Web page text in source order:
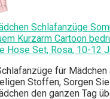
Schlafanzüge
Kurzarm Cartoon
Hose Set, Rosa, 10-12
für
Stoffen, Sorgen
den ganzen Tag